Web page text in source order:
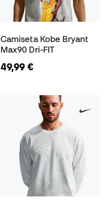
Camiseta Kobe Bryant
Max90 Dri-FIT
49,99 €